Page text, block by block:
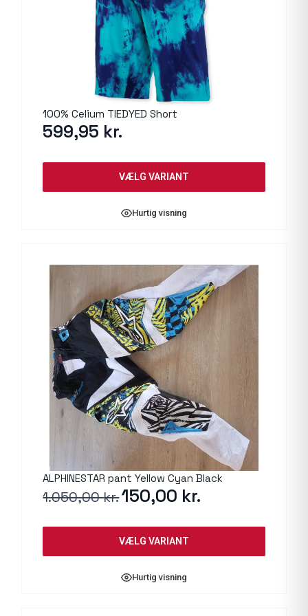
100% Celium TIEDYED Short
599,95 kr.
VÆLG VARIANT
Hurtig visning
ALPHINESTAR pant Yellow Cyan Black
1.050,00kr.Den
oprindelige
var:
150,00 kr.
VÆLG VARIANT
Hurtig visning